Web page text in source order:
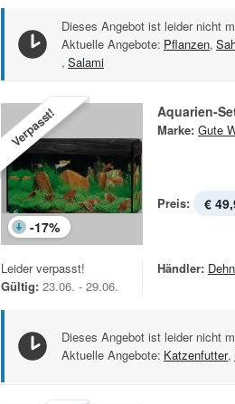
Dieses Angebot ist leider nicht
Aktuelle Angebote: Pflanzen,
, Salami
Verpasst!
-17%
Aquarien-
Marke: Gute
Preis: €
Leider verpasst!
Gültig: 23.06. - 29.06.
Händler:
Dieses Angebot ist leider nicht
Aktuelle Angebote: Katzenfutter,